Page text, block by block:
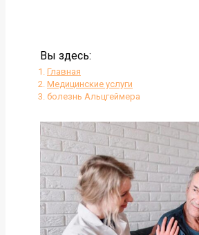
Вы здесь:
Главная
Медицинские услуги
болезнь Альцгеймера